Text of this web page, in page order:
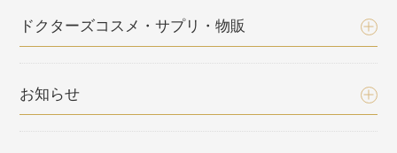
ドクターズコスメ・サプリ・物販
お知らせ